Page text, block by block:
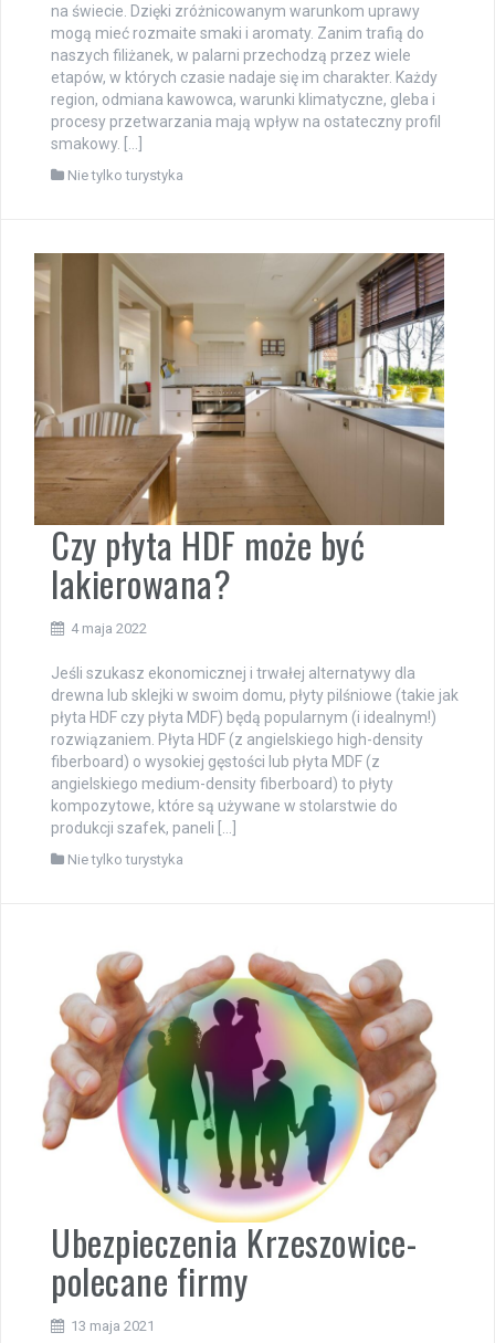
na świecie. Dzięki zróżnicowanym warunkom uprawy
mogą mieć rozmaite smaki i aromaty. Zanim trafią do
naszych filiżanek, w palarni przechodzą przez wiele
etapów, w których czasie nadaje się im charakter. Każdy
region, odmiana kawowca, warunki klimatyczne, gleba i
procesy przetwarzania mają wpływ na ostateczny profil
smakowy. […]
Nie tylko turystyka
Czy płyta HDF może być
lakierowana?
4 maja 2022
Jeśli szukasz ekonomicznej i trwałej alternatywy dla
drewna lub sklejki w swoim domu, płyty pilśniowe (takie jak
płyta HDF czy płyta MDF) będą popularnym (i idealnym!)
rozwiązaniem. Płyta HDF (z angielskiego high-density
fiberboard) o wysokiej gęstości lub płyta MDF (z
angielskiego medium-density fiberboard) to płyty
kompozytowe, które są używane w stolarstwie do
produkcji szafek, paneli […]
Nie tylko turystyka
Ubezpieczenia Krzeszowice-
polecane firmy
13 maja 2021